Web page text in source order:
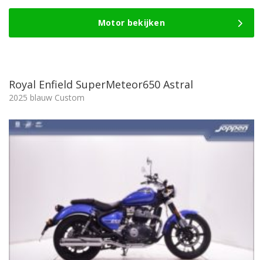
Motor bekijken
Royal Enfield SuperMeteor650 Astral
2025 blauw Custom